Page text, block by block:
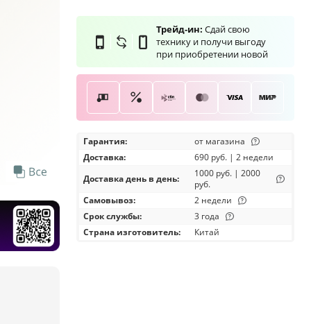
Трейд-ин: Сдай свою
технику и получи выгоду
при приобретении новой
Гарантия:
от магазина
Доставка:
690 руб. | 2 недели
Доставка день в день:
1000 руб. | 2000
руб.
Самовывоз:
2 недели
Срок службы:
3 года
Страна изготовитель:
Китай